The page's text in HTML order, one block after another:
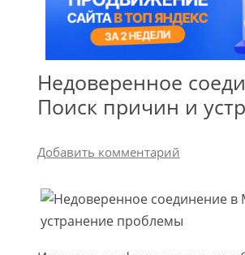
Недоверенное
Поиск причин и
Добавить комментарий